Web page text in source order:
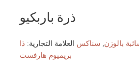
ذرة باربكيو
بالوزن, سناكس العلامة التجارية: ذا
بريميوم هارفست